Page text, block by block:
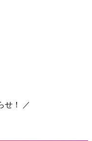
せ！ ／